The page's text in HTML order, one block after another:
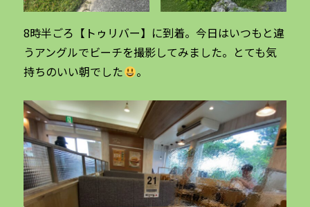
8時半ごろ【トゥリバー】に到着。今日はいつもと違
うアングルでビーチを撮影してみました。とても気
持ちのいい朝でした
。